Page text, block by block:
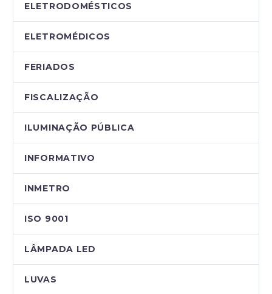
ELETRODOMÉSTICOS
ELETROMÉDICOS
FERIADOS
FISCALIZAÇÃO
ILUMINAÇÃO PÚBLICA
INFORMATIVO
INMETRO
ISO 9001
LÂMPADA LED
LUVAS